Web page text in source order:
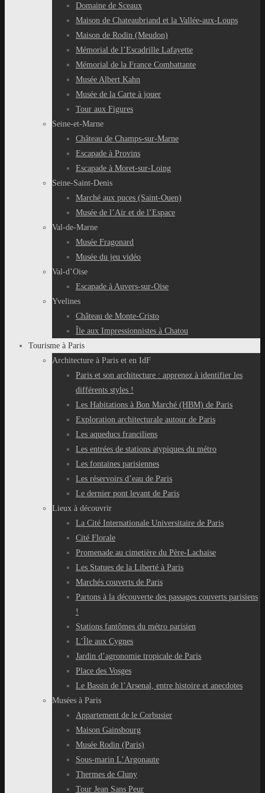
Domaine de Sceaux
Maison de Chateaubriand et la Vallée-aux-Loups
Maison de Rodin (Meudon)
Mémorial de l’Escadrille Lafayette
Mémorial de la France Combattante
Musée Albert Kahn
Musée de la Carte à jouer
Tour aux Figures
Seine-et-Marne
Château de Champs-sur-Marne
Escapade à Provins
Escapade à Moret-sur-Loing
Seine-Saint-Denis
Marché aux puces (Saint-Ouen)
Musée de l’Air et de l’Espace
Val-de-Marne
Musée Fragonard
Musée du jeu vidéo
Val-d’Oise
Escapade à Auvers-sur-Oise
Yvelines
Château de Monte-Cristo
Île aux Impressionnistes à Chatou
Tourisme à Paris
Architecture à Paris et en IdF
Paris et son architecture : apprenez à identifier les
différents styles !
Les Habitations à Bon Marché (HBM) de Paris
Exploration architecturale autour de Paris
Les aqueducs franciliens
Les entrées de stations atypiques du métro
Les fontaines parisiennes
Les réservoirs d’eau de Paris
Le dernier pont levant de Paris
Lieux à découvrir
La Cité Internationale Universitaire de Paris
Cité Florale
Promenade au cimetière du Père-Lachaise
Les Statues de la Liberté à Paris
Marchés couverts de Paris
Partons à la découverte des passages couverts parisiens
!
Stations fantômes du métro parisien
L’Île aux Cygnes
Jardin d’agronomie tropicale de Paris
Place des Vosges
Le Bassin de l’Arsenal, entre histoire et anecdotes
Musées à Paris
Appartement de le Corbusier
Maison Gainsbourg
Musée Rodin (Paris)
Sous-marin L’Argonaute
Thermes de Cluny
Tour Jean Sans Peur